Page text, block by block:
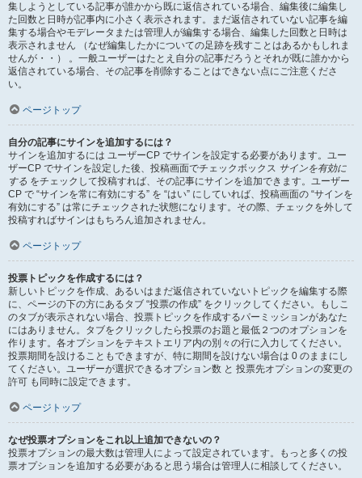
集しようとしている記事が誰かから既に返信されている場合、編集後に編集し
た回数と日時が記事内に小さく表示されます。まだ返信されていない記事を編
集する場合やモデレータまたは管理人が編集する場合、編集した回数と日時は
表示されません （なぜ編集したかについての足跡を残すことはあるかもしれま
せんが・・） 。一般ユーザーはたとえ自分の記事だろうとそれが既に誰かから
返信されている場合、その記事を削除することはできない点にご注意くださ
い。
ページトップ
自分の記事にサインを追加するには？
サインを追加するには ユーザーCP でサインを設定する必要があります。ユー
ザーCP でサインを設定した後、投稿画面でチェックボックス サインを有効に
する をチェックして投稿すれば、その記事にサインを追加できます。ユーザー
CP で “サインを常に有効にする” を “はい” にしていれば、投稿画面の “サインを
有効にする” は常にチェックされた状態になります。その際、チェックを外して
投稿すればサインはもちろん追加されません。
ページトップ
投票トピックを作成するには？
新しいトピックを作成、あるいはまだ返信されていないトピックを編集する際
に、ページの下の方にあるタブ “投票の作成” をクリックしてください。もしこ
のタブが表示されない場合、投票トピックを作成するパーミッションがあなた
にはありません。タブをクリックしたら投票のお題と最低２つのオプションを
作ります。各オプションをテキストエリア内の別々の行に入力してください。
投票期間を設けることもできますが、特に期間を設けない場合は 0 のままにし
てください。ユーザーが選択できるオプション数 と 投票先オプションの変更の
許可 も同時に設定できます。
ページトップ
なぜ投票オプションをこれ以上追加できないの？
投票オプションの最大数は管理人によって設定されています。もっと多くの投
票オプションを追加する必要があると思う場合は管理人に相談してください。